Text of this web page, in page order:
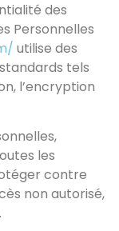
des
Personnelles
utilise des
tels
l’encryption
les
contre
non autorisé,